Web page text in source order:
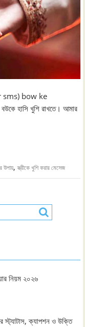
sms) bow ke
হাসি খুশি রাখতে। আমার
উপায়,স্ত্রীকে খুশি করার মেসেজ
নিয়ম ২০২৬
স্ট্যাটাস, ক্যাপশন ও উক্তি